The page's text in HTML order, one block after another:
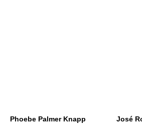
Phoebe Palmer Knapp José